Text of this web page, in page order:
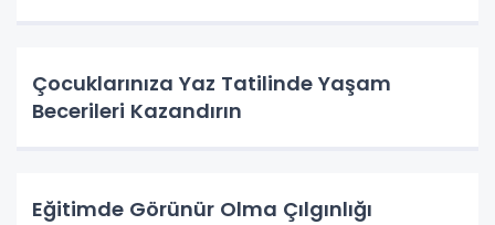
Çocuklarınıza Yaz Tatilinde Yaşam
Becerileri Kazandırın
Eğitimde Görünür Olma Çılgınlığı